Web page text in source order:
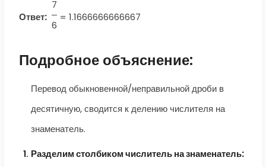
Ответ:
7
6
= 1.1666666666667
Подробное объяснение:
Перевод обыкновенной/неправильной дроби в
десятичную, сводится к делению числителя на
знаменатель.
Разделим столбиком числитель на знаменатель: